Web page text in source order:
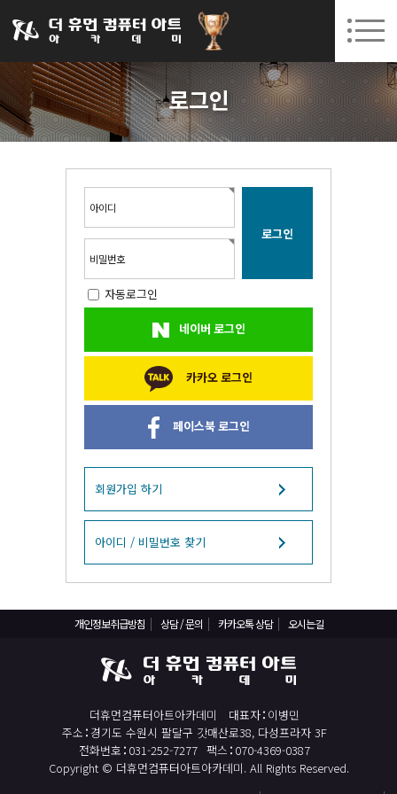
031-252-7277 수원캠퍼스 개강 08. 12.(수)
회원가입 고객센터
로그인
아이디
비밀번호
자동로그인
네이버 로그인
카카오 로그인
페이스북 로그인
회원가입 하기
아이디 / 비밀번호 찾기
개인정보취급방침 상담 / 문의 카카오톡 상담 오시는길
더휴먼컴퓨터아트아카데미 대표자 이병민
주소 경기도 수원시 팔달구 갓매산로38, 다성프라자 3F
전화번호 031-252-7277 팩스 070-4369-0387
Copyright © 더휴먼컴퓨터아트아카데미. All Rights Reserved.
아카데미소개
인사말
국비지원 무료교육
BIM 건축설계 및 실내건축설계(캐드(CAD),맥스(MAX),레빗(REVIT))실무자 양성과정
React, Veu 프레임워크 기반 프론트엔드 개발 양성 지원
반응형/웹퍼블리셔/프론트엔드 웹개발자(웹디자인)
자바(Java)기반 JSP/스프링 웹개발자(정보처리산업기사)(과정평가형)
디지털컨버전스 자바(JAVA)개발자(전자정부 프레임워크/SPRING)
전산세무회계 자격취득과정[전산회계1급/전산세무2급/FAT1급/TAT2급]
컴퓨터활용능력2급(필기+실기) 및 ITQ자격증 취득(한글,엑셀,파워포인트)
직업상담사 2급 (필기+실기) 자격증 취득과정
일러스트 자격증 취득과정(GTQi 1급)
전산회계 1급 / FAT 1급 자격증 취득과정
전산세무 2급 / TAT 2급 자격증 취득과정